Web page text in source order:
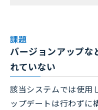
課題
バージョンアップな
れていない
該当システムでは使用
ップデートは行わずに